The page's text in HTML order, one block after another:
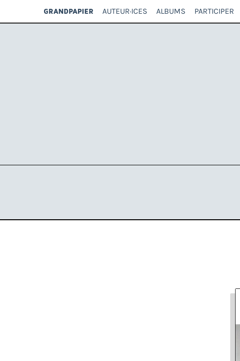
GRANDPAPIER AUTEUR·ICES ALBUMS PARTICIPER